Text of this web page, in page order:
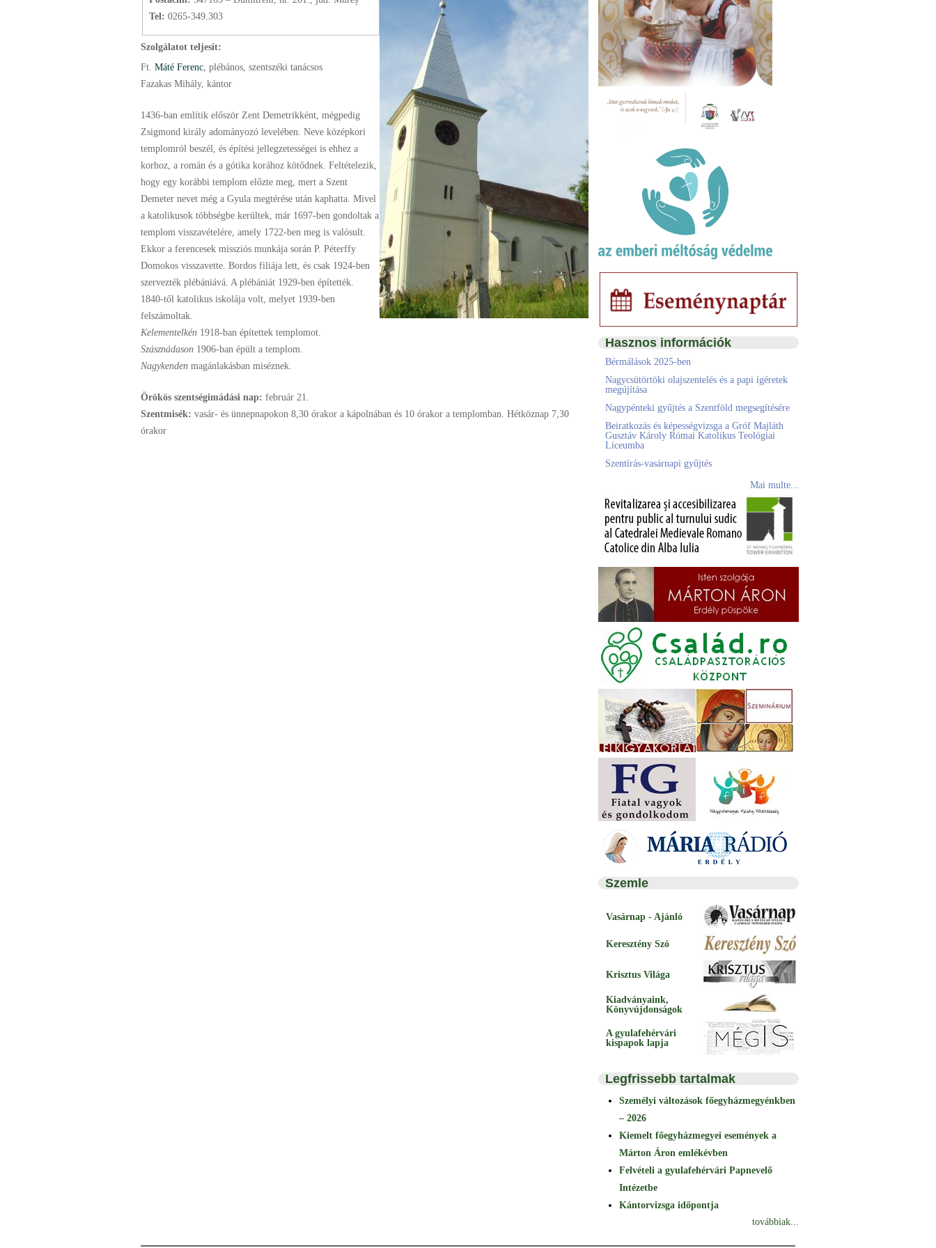
Tel: 0265-349.303
Szolgálatot teljesít:
Ft. Máté Ferenc , plébános , szentszéki tanácsos
Fazakas Mihály, kántor
1436-ban említik először Zent Demetrikként, mégpedig
Zsigmond király adományozó levelében. Neve középkori
templomról beszél, és építési jellegzetességei is ehhez a
korhoz, a román és a gótika korához kötődnek. Feltételezik,
hogy egy korábbi templom előzte meg, mert a Szent
Demeter nevet még a Gyula megtérése után kaphatta. Mivel
a katolikusok többségbe kerültek, már 1697-ben gondoltak a
templom visszavételére, amely 1722-ben meg is valósult.
Ekkor a ferencesek missziós munkája során P. Péterffy
Domokos visszavette. Bordos filiája lett, és csak 1924-ben
szervezték plébániává. A plébániát 1929-ben építették.
1840-től katolikus iskolája volt, melyet 1939-ben
felszámoltak.
Kelementelkén 1918-ban építettek templomot.
Szásznádason 1906-ban épült a templom.
Nagykenden magánlakásban miséznek.
Örökös szentségimádási nap: február 21.
Szentmisék: vasár- és ünnepnapokon 8,30 órakor a kápolnában és 10 órakor a templomban. Hétköznap 7,30
órakor
Hasznos információk
Bérmálások 2025-ben
Nagycsütörtöki olajszentelés és a papi ígéretek
megújítása
Nagypénteki gyűjtés a Szentföld megsegítésére
Beiratkozás és képességvizsga a Gróf Majláth
Gusztáv Károly Római Katolikus Teológiai
Líceumba
Szentírás-vasárnapi gyűjtés
Mai multe...
Szemle
Vasárnap - Ajánló
Keresztény Szó
Krisztus Világa
Kiadványaink,
Könyvújdonságok
A gyulafehérvári
kispapok lapja
Legfrissebb tartalmak
Személyi változások főegyházmegyénkben
– 2026
Kiemelt főegyházmegyei események a
Márton Áron emlékévben
Felvételi a gyulafehérvári Papnevelő
Intézetbe
Kántorvizsga időpontja
továbbiak...